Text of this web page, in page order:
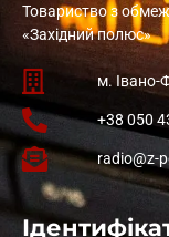
Товариство з
«Західний полюс»
м. Івано-
+38 050
radio@z-